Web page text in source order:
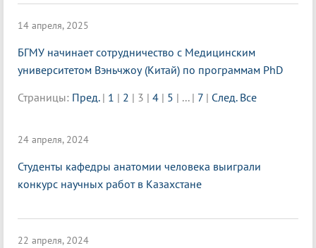
14 апреля, 2025
БГМУ начинает сотрудничество с Медицинским
университетом Вэньчжоу (Китай) по программам PhD
Страницы: Пред. | 1 | 2 | 3 | 4 | 5 | ... | 7 | След. Все
24 апреля, 2024
Студенты кафедры анатомии человека выиграли
конкурс научных работ в Казахстане
22 апреля, 2024